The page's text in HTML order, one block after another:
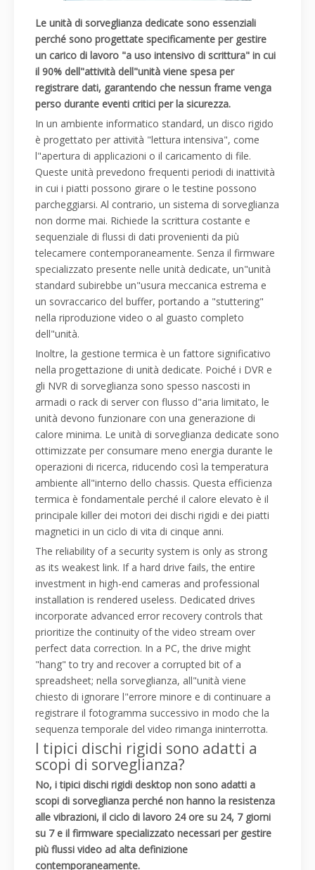
Le unità di sorveglianza dedicate sono essenziali
perché sono progettate specificamente per gestire
un carico di lavoro "a uso intensivo di scrittura" in cui
il 90% dell"attività dell"unità viene spesa per
registrare dati, garantendo che nessun frame venga
perso durante eventi critici per la sicurezza.
In un ambiente informatico standard, un disco rigido
è progettato per attività "lettura intensiva", come
l"apertura di applicazioni o il caricamento di file.
Queste unità prevedono frequenti periodi di inattività
in cui i piatti possono girare o le testine possono
parcheggiarsi. Al contrario, un sistema di sorveglianza
non dorme mai. Richiede la scrittura costante e
sequenziale di flussi di dati provenienti da più
telecamere contemporaneamente. Senza il firmware
specializzato presente nelle unità dedicate, un"unità
standard subirebbe un"usura meccanica estrema e
un sovraccarico del buffer, portando a "stuttering"
nella riproduzione video o al guasto completo
dell"unità.
Inoltre, la gestione termica è un fattore significativo
nella progettazione di unità dedicate. Poiché i DVR e
gli NVR di sorveglianza sono spesso nascosti in
armadi o rack di server con flusso d"aria limitato, le
unità devono funzionare con una generazione di
calore minima. Le unità di sorveglianza dedicate sono
ottimizzate per consumare meno energia durante le
operazioni di ricerca, riducendo così la temperatura
ambiente all"interno dello chassis. Questa efficienza
termica è fondamentale perché il calore elevato è il
principale killer dei motori dei dischi rigidi e dei piatti
magnetici in un ciclo di vita di cinque anni.
The reliability of a security system is only as strong
as its weakest link. If a hard drive fails, the entire
investment in high-end cameras and professional
installation is rendered useless. Dedicated drives
incorporate advanced error recovery controls that
prioritize the continuity of the video stream over
perfect data correction. In a PC, the drive might
"hang" to try and recover a corrupted bit of a
spreadsheet; nella sorveglianza, all"unità viene
chiesto di ignorare l"errore minore e di continuare a
registrare il fotogramma successivo in modo che la
sequenza temporale del video rimanga ininterrotta.
I tipici dischi rigidi sono adatti a
scopi di sorveglianza?
No, i tipici dischi rigidi desktop non sono adatti a
scopi di sorveglianza perché non hanno la resistenza
alle vibrazioni, il ciclo di lavoro 24 ore su 24, 7 giorni
su 7 e il firmware specializzato necessari per gestire
più flussi video ad alta definizione
contemporaneamente.